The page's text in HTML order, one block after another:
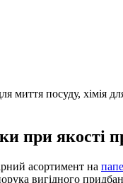
при якості
асортимент на
вигідного